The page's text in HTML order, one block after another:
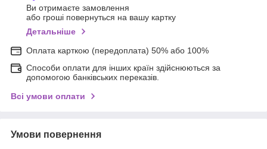
Ви отримаєте замовлення
або гроші повернуться на вашу картку
Детальніше
Оплата карткою (передоплата) 50% або 100%
Способи оплати для інших країн здійснюються за
допомогою банківських переказів.
Всі умови оплати
Умови повернення